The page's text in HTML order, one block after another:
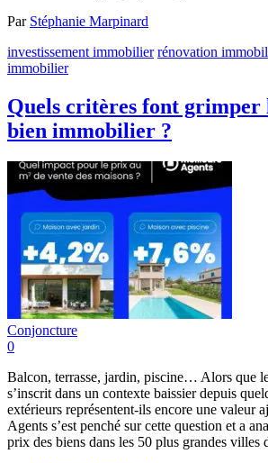
Par Stéphanie Marpinard
investissement immobilier rénovation
immobilier
Quels critères font grimper
bien immobilier ?
Conjoncture
0
Balcon, terrasse, jardin, piscine… Alors que
s’inscrit dans un contexte baissier depuis
extérieurs représentent-ils encore une valeur
Agents s’est penché sur cette question et a
prix des biens dans les 50 plus grandes villes